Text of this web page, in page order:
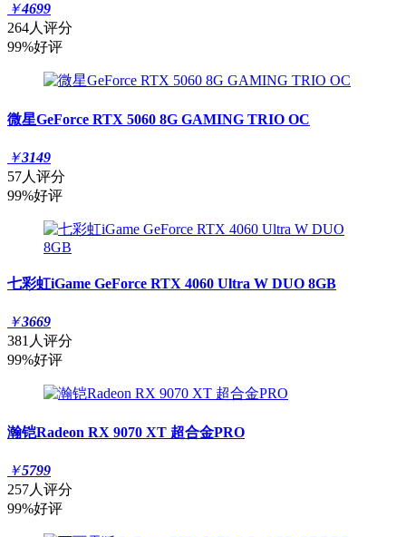
￥4699
264人评分
99%好评
微星GeForce RTX 5060 8G GAMING TRIO OC
￥3149
57人评分
99%好评
七彩虹iGame GeForce RTX 4060 Ultra W DUO 8GB
￥3669
381人评分
99%好评
瀚铠Radeon RX 9070 XT 超合金PRO
￥5799
257人评分
99%好评